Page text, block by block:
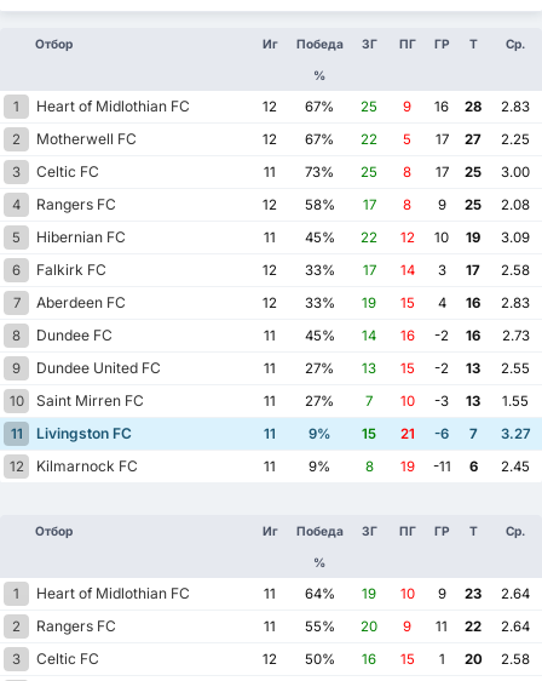
Отбор Иг Победа
%
ЗГ ПГ ГР Т Ср.
1 Heart of Midlothian FC 12 67% 25 9 16 28
2.83
2
Motherwell FC 12 67% 22 5 17 27
2.25
3
Celtic FC 11 73% 25 8 17 25
3.00
4
Rangers FC 12 58% 17 8 9 25
2.08
5
Hibernian FC 11 45% 22 12 10 19
3.09
6
Falkirk FC 12 33% 17 14 3 17
2.58
7
Aberdeen FC 12 33% 19 15 4 16
2.83
8
Dundee FC 11 45% 14 16 -2 16
2.73
9
Dundee United FC 11 27% 13 15 -2 13
2.55
10
Saint Mirren FC 11 27% 7 10 -3 13
1.55
11
Livingston FC 11 9% 15 21 -6 7
3.27
12
Kilmarnock FC 11 9% 8 19 -11 6 2.45
Отбор Иг Победа
%
ЗГ ПГ ГР Т Ср.
1 Heart of Midlothian FC 11 64% 19 10 9 23
2.64
2
Rangers FC 11 55% 20 9 11 22
2.64
3
Celtic FC 12 50% 16 15 1 20
2.58